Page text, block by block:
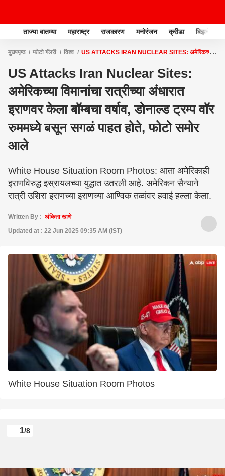
ताज्या बातम्या महाराष्ट्र राजकारण मनोरंजन क्रीडा बिझनेस
मुख्यपृष्ठ फोटो गॅलरी विश्व
US ATTACKS IRAN NUCLEAR SITES: अमेरिकच्या
होते, फोटो समोर आले
US Attacks Iran Nuclear Sites:
अमेरिकच्या विमानांचा रात्रीच्या अंधारात
इराणवर केला बॉम्बचा वर्षाव, डोनाल्ड ट्रम्प वॉर
रुममध्ये बसून सगळं पाहत होते, फोटो समोर
आले
White House Situation Room Photos: आता अमेरिकाही
इराणविरुद्ध इस्रायलच्या युद्धात उतरली आहे. अमेरिकन सैन्याने
रात्री उशिरा इराणच्या इराणच्या आण्विक तळांवर हवाई हल्ला केला.
Written By : अंकिता खाणे
Updated at : 22 Jun 2025 09:35 AM (IST)
White House Situation Room Photos
1/8